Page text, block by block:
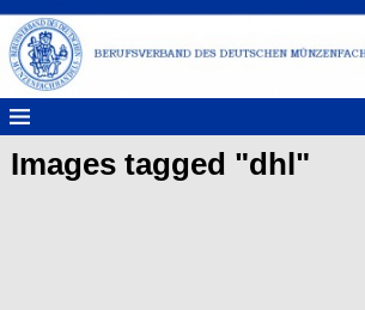
Images tagged "dhl"